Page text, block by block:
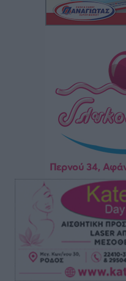
Σούπερ μάρκετ:
για τις τιμές –
Συνελήφθησαν έξι
καταστήματα στο Νότιο
Τοπικές Ειδήσεις• πριν 5 ώρες
15 Αυγούστου 2026:
εργαστούν την αργία –
εξαήμερο και άδειες
Ειδήσεις πριν 5 ώρες
Πλούσιο πολιτιστικό
τον Δήμο Ρόδου
Πολιτιστικά πριν 5 ώρες